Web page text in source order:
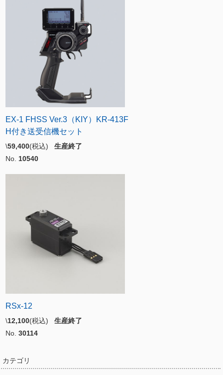
EX-1 FHSS Ver.3（KIY）KR-413F
H付き送受信機セット
\59,400(税込) 生産終了
No. 10540
RSx-12
\12,100(税込) 生産終了
No. 30114
カテゴリ